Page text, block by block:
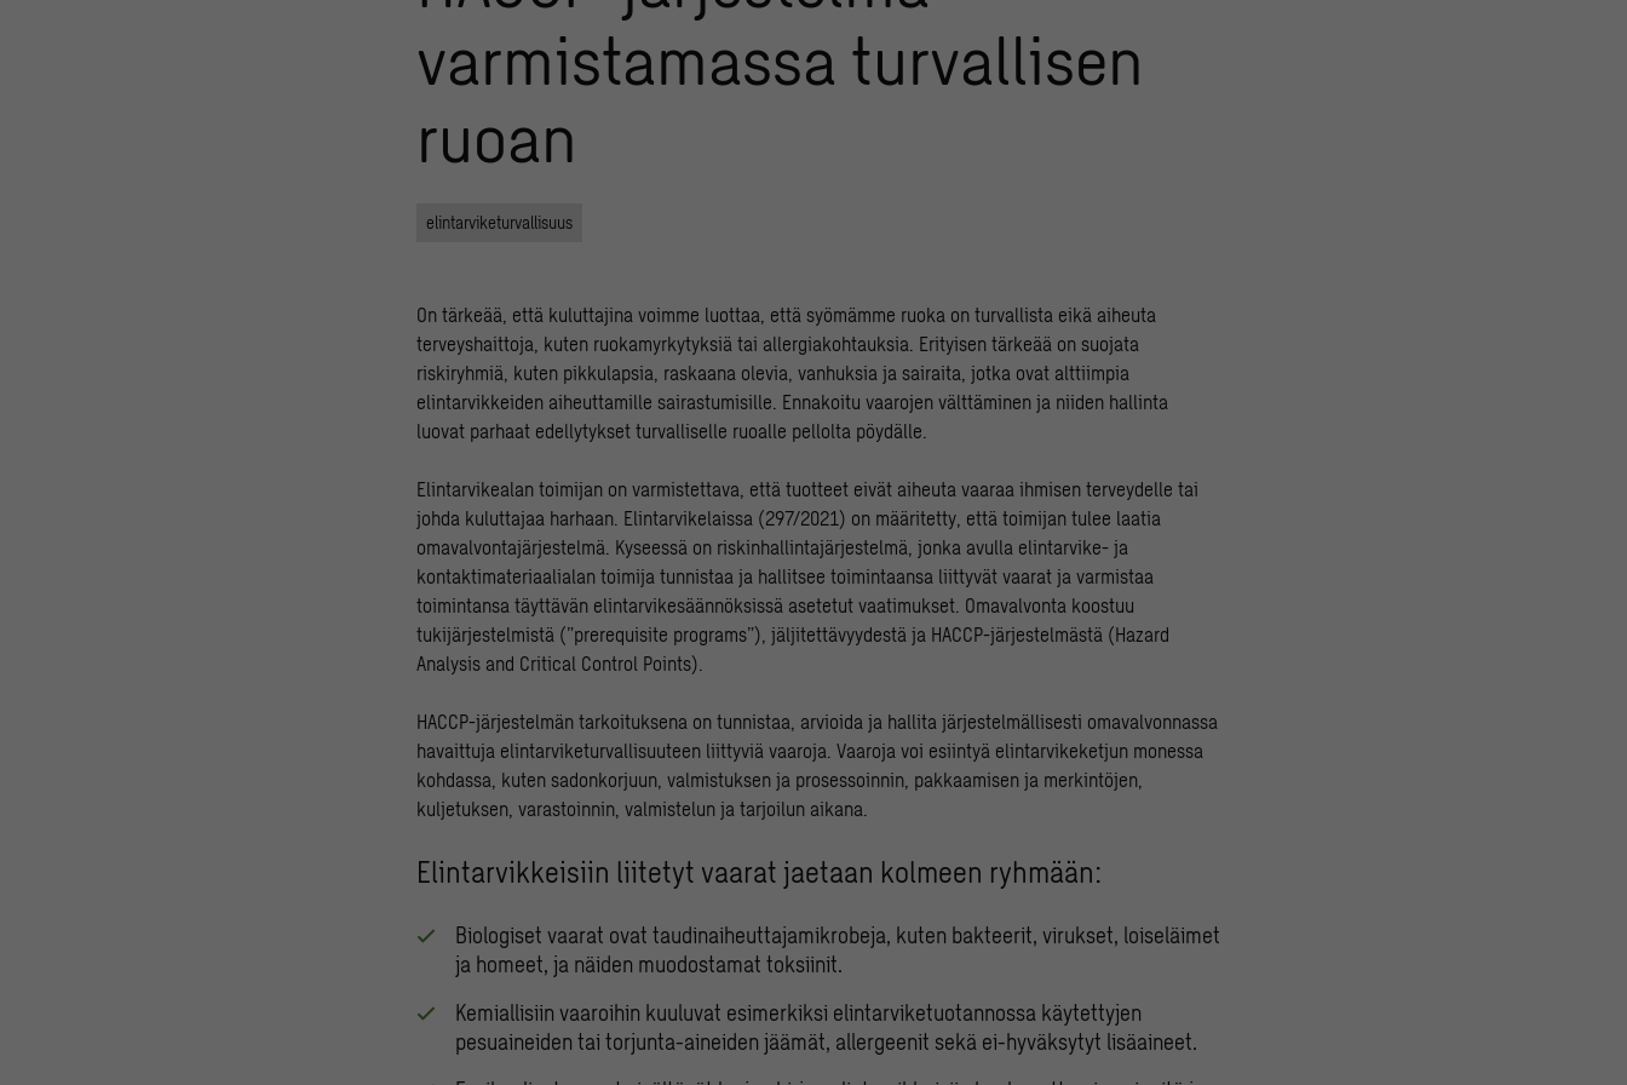
varmistamassa turvallisen
ruoan
elintarviketurvallisuus
On tärkeää, että kuluttajina voimme luottaa, että syömämme ruoka on turvallista eikä aiheuta
terveyshaittoja, kuten ruokamyrkytyksiä tai allergiakohtauksia. Erityisen tärkeää on suojata
riskiryhmiä, kuten pikkulapsia, raskaana olevia, vanhuksia ja sairaita, jotka ovat alttiimpia
elintarvikkeiden aiheuttamille sairastumisille. Ennakoitu vaarojen välttäminen ja niiden hallinta
luovat parhaat edellytykset turvalliselle ruoalle pellolta pöydälle.
Elintarvikealan toimijan on varmistettava, että tuotteet eivät aiheuta vaaraa ihmisen terveydelle tai
johda kuluttajaa harhaan. Elintarvikelaissa (297/2021) on määritetty, että toimijan tulee laatia
omavalvontajärjestelmä. Kyseessä on riskinhallintajärjestelmä, jonka avulla elintarvike- ja
kontaktimateriaalialan toimija tunnistaa ja hallitsee toimintaansa liittyvät vaarat ja varmistaa
toimintansa täyttävän elintarvikesäännöksissä asetetut vaatimukset. Omavalvonta koostuu
tukijärjestelmistä (”prerequisite programs”), jäljitettävyydestä ja HACCP-järjestelmästä (Hazard
Analysis and Critical Control Points).
HACCP-järjestelmän tarkoituksena on tunnistaa, arvioida ja hallita järjestelmällisesti omavalvonnassa
havaittuja elintarviketurvallisuuteen liittyviä vaaroja. Vaaroja voi esiintyä elintarvikeketjun monessa
kohdassa, kuten sadonkorjuun, valmistuksen ja prosessoinnin, pakkaamisen ja merkintöjen,
kuljetuksen, varastoinnin, valmistelun ja tarjoilun aikana.
Elintarvikkeisiin liitetyt vaarat jaetaan kolmeen ryhmään:
Biologiset vaarat ovat taudinaiheuttajamikrobeja, kuten bakteerit, virukset, loiseläimet
ja homeet, ja näiden muodostamat toksiinit.
Kemiallisiin vaaroihin kuuluvat esimerkiksi elintarviketuotannossa käytettyjen
pesuaineiden tai torjunta-aineiden jäämät, allergeenit sekä ei-hyväksytyt lisäaineet.